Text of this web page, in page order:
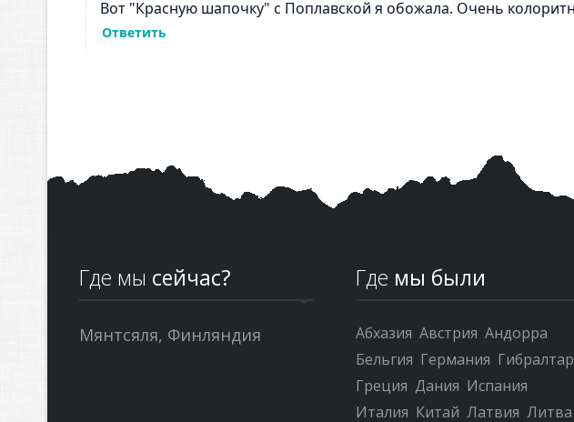
Где мы сейчас?
Мянтсяля, Финляндия
Где мы были
Абхазия Австрия Андорра
Бельгия Германия Гибралтар
Греция Дания Испания
Италия Китай Латвия Литва